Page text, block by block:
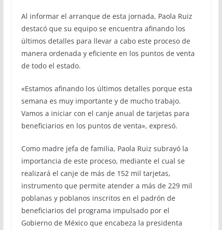
Al informar el arranque de esta jornada, Paola Ruiz
destacó que su equipo se encuentra afinando los
últimos detalles para llevar a cabo este proceso de
manera ordenada y eficiente en los puntos de venta
de todo el estado.
«Estamos afinando los últimos detalles porque esta
semana es muy importante y de mucho trabajo.
Vamos a iniciar con el canje anual de tarjetas para
beneficiarios en los puntos de venta», expresó.
Como madre jefa de familia, Paola Ruiz subrayó la
importancia de este proceso, mediante el cual se
realizará el canje de más de 152 mil tarjetas,
instrumento que permite atender a más de 229 mil
poblanas y poblanos inscritos en el padrón de
beneficiarios del programa impulsado por el
Gobierno de México que encabeza la presidenta